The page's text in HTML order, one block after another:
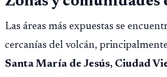
Las áreas más expuestas se
cercanías del volcán,
Santa María de Jesús, Ciudad